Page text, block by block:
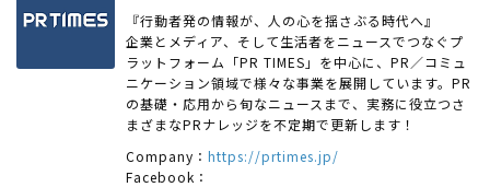
『行動者発の情報が、人の心を揺さぶる時代へ』
企業とメディア、そして生活者をニュースでつなぐプ
ラットフォーム「PR TIMES」を中心に、PR／コミュ
ニケーション領域で様々な事業を展開しています。PR
の基礎・応用から旬なニュースまで、実務に役立つさ
まざまなPRナレッジを不定期で更新します！
Company： https://prtimes.jp/
Facebook：